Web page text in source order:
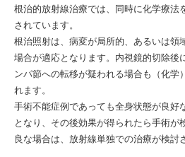
根治的放射線治療では、同時に化学療法
されています。
根治照射は、病変が局所的、あるいは領
場合が適応となります。内視鏡的切除後
ンパ節への転移が疑われる場合も（化学
れます。
手術不能症例であっても全身状態が良好
となり、その後効果が得られたら手術が
良な場合は、放射線単独での治療が検討